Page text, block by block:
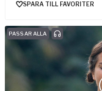
SPARA TILL FAVORITER
PASSAR ALLA